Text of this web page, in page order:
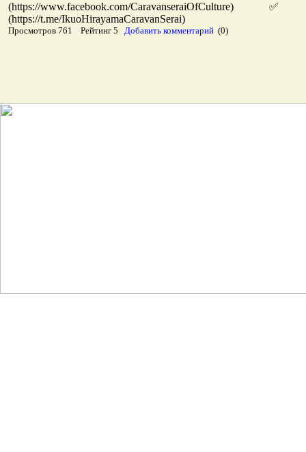
(https://www.facebook.com/
(https://t.me/IkuoHirayamaCaravanSerai)
Просмотров 761 Рейтинг 5 Добавить комментарий (0)